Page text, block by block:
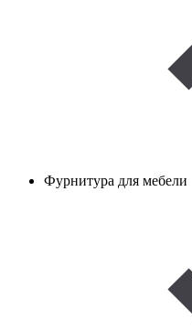
Фурнитура для мебели